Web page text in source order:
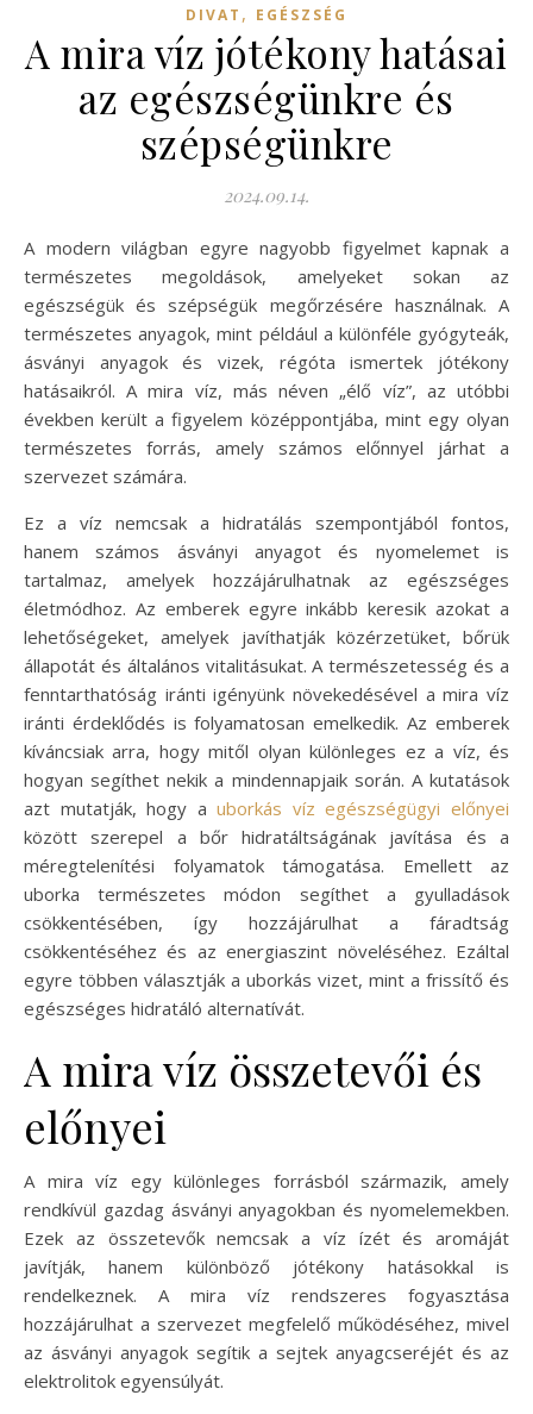
DIVAT , EGÉSZSÉG
A mira víz jótékony hatásai
az egészségünkre és
szépségünkre
2024.09.14.
A modern világban egyre nagyobb figyelmet kapnak a
természetes megoldások, amelyeket sokan az
egészségük és szépségük megőrzésére használnak. A
természetes anyagok, mint például a különféle gyógyteák,
ásványi anyagok és vizek, régóta ismertek jótékony
hatásaikról. A mira víz, más néven „élő víz”, az utóbbi
években került a figyelem középpontjába, mint egy olyan
természetes forrás, amely számos előnnyel járhat a
szervezet számára.
Ez a víz nemcsak a hidratálás szempontjából fontos,
hanem számos ásványi anyagot és nyomelemet is
tartalmaz, amelyek hozzájárulhatnak az egészséges
életmódhoz. Az emberek egyre inkább keresik azokat a
lehetőségeket, amelyek javíthatják közérzetüket, bőrük
állapotát és általános vitalitásukat. A természetesség és a
fenntarthatóság iránti igényünk növekedésével a mira víz
iránti érdeklődés is folyamatosan emelkedik. Az emberek
kíváncsiak arra, hogy mitől olyan különleges ez a víz, és
hogyan segíthet nekik a mindennapjaik során. A kutatások
azt mutatják, hogy auborkás víz egészségügyi előnyei
között szerepel a bőr hidratáltságának javítása és a
méregtelenítési folyamatok támogatása. Emellett az
uborka természetes módon segíthet a gyulladások
csökkentésében, így hozzájárulhat a fáradtság
csökkentéséhez és az energiaszint növeléséhez. Ezáltal
egyre többen választják a uborkás vizet, mint a frissítő és
egészséges hidratáló alternatívát.
A mira víz összetevői és
előnyei
A mira víz egy különleges forrásból származik, amely
rendkívül gazdag ásványi anyagokban és nyomelemekben.
Ezek az összetevők nemcsak a víz ízét és aromáját
javítják, hanem különböző jótékony hatásokkal is
rendelkeznek. A mira víz rendszeres fogyasztása
hozzájárulhat a szervezet megfelelő működéséhez, mivel
az ásványi anyagok segítik a sejtek anyagcseréjét és az
elektrolitok egyensúlyát.